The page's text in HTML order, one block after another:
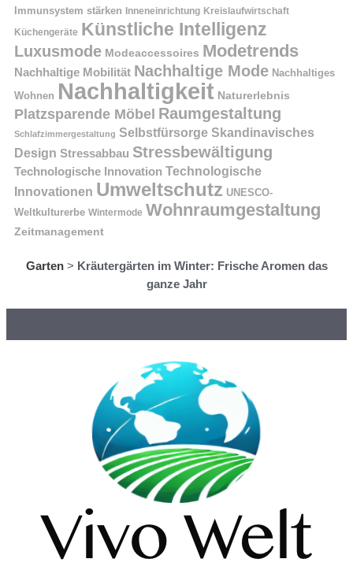
Immunsystem stärken Inneneinrichtung Kreislaufwirtschaft
Küchengeräte Künstliche Intelligenz
Luxusmode Modeaccessoires Modetrends
Nachhaltige Mobilität Nachhaltige Mode Nachhaltiges
Wohnen Nachhaltigkeit Naturerlebnis
Platzsparende Möbel Raumgestaltung
Schlafzimmergestaltung Selbstfürsorge Skandinavisches
Design Stressabbau Stressbewältigung
Technologische Innovation Technologische
Innovationen Umweltschutz UNESCO-
Weltkulturerbe Wintermode Wohnraumgestaltung
Zeitmanagement
Garten> Kräutergärten im Winter: Frische Aromen das
ganze Jahr